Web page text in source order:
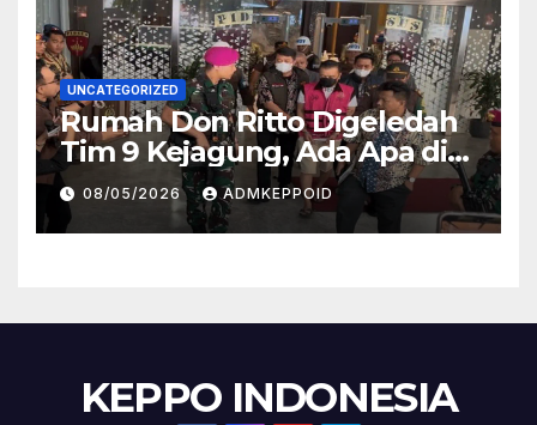
UNCATEGORIZED
Rumah Don Ritto Digeledah
Tim 9 Kejagung, Ada Apa di
Balik Kasus TPPU Febrie?
08/05/2026 ADMKEPPOID
KEPPO INDONESIA